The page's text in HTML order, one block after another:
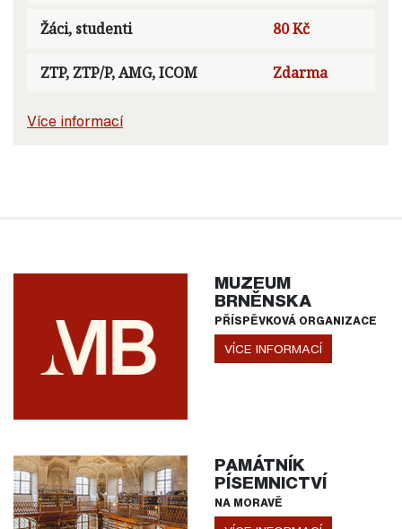
Žáci, studenti 80 Kč
ZTP, ZTP/P, AMG, ICOM Zdarma
Více informací
MUZEUM
BRNĚNSKA
PŘÍSPĚVKOVÁ ORGANIZACE
VÍCE INFORMACÍ
PAMÁTNÍK
PÍSEMNICTVÍ
NA MORAVĚ